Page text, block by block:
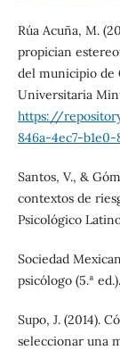
Rúa Acuña, M.
propician
del municipio de
Universitaria
https://
846a-4ec7-
Santos, V., &
contextos de
Psicológico
Sociedad
psicólogo (5.ª
Supo, J. (2014).
seleccionar una